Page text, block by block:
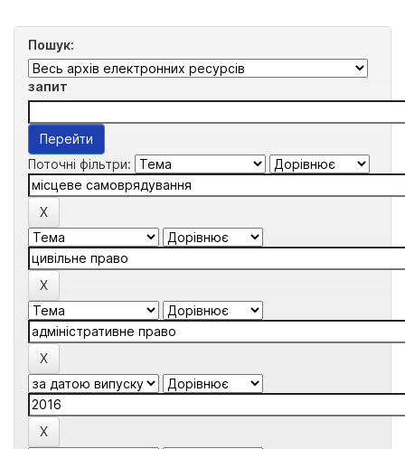
Пошук:
запит
Поточні фільтри: